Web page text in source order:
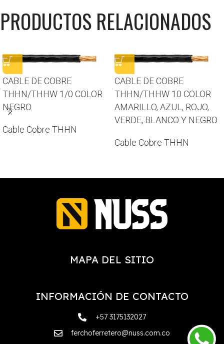
PRODUCTOS RELACIONADOS
CABLE DE COBRE
THHN/THHW 1/0 COLOR
NEGRO.
Cable Cobre THHN
CABLE DE COBRE
THHN/THHW 10 COLOR
AMARILLO, AZUL, ROJO,
VERDE, BLANCO Y NEGRO
Cable Cobre THHN
MAPA DEL SITIO
INFORMACIÓN DE CONTACTO
+57 3175132027
ferchoferretero@nuss.com.co